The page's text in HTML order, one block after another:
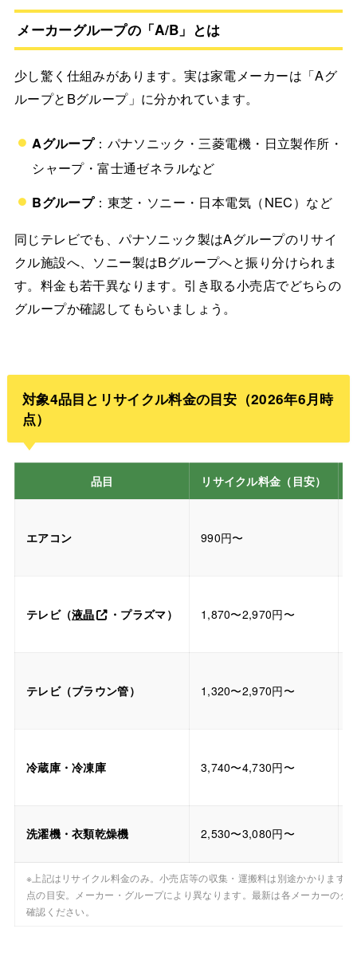
メーカーグループの「A/B」とは
少し驚く仕組みがあります。実は家電メーカーは「Aグ
ループとBグループ」に分かれています。
Aグループ：パナソニック・三菱電機・日立製作所・
シャープ・富士通ゼネラルなど
Bグループ：東芝・ソニー・日本電気（NEC）など
同じテレビでも、パナソニック製はAグループのリサイ
クル施設へ、ソニー製はBグループへと振り分けられま
す。料金も若干異なります。引き取る小売店でどちらの
グループか確認してもらいましょう。
対象4品目とリサイクル料金の目安（2026年6月時
点）
品目 リサイクル料金（目安）
エアコン 990円〜
テレビ（液晶 ・プラズマ） 1,870〜2,970円〜
テレビ（ブラウン管） 1,320〜2,970円〜
冷蔵庫・冷凍庫 3,740〜4,730円〜
洗濯機・衣類乾燥機 2,530〜3,080円〜
※上記はリサイクル料金のみ。小売店等の収集・運搬料は別途かかります
点の目安。メーカー・グループにより異なります。最新は各メーカーの公
確認ください。